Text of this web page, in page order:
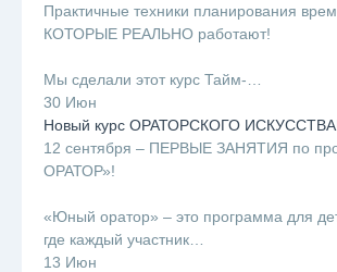
Практичные техники планирования
КОТОРЫЕ РЕАЛЬНО работают!
Мы сделали этот курс Тайм-…
30 Июн
Новый курс ОРАТОРСКОГО
12 сентября – ПЕРВЫЕ ЗАНЯТИЯ по
ОРАТОР»!
«Юный оратор» – это программа для
где каждый участник…
13 Июн